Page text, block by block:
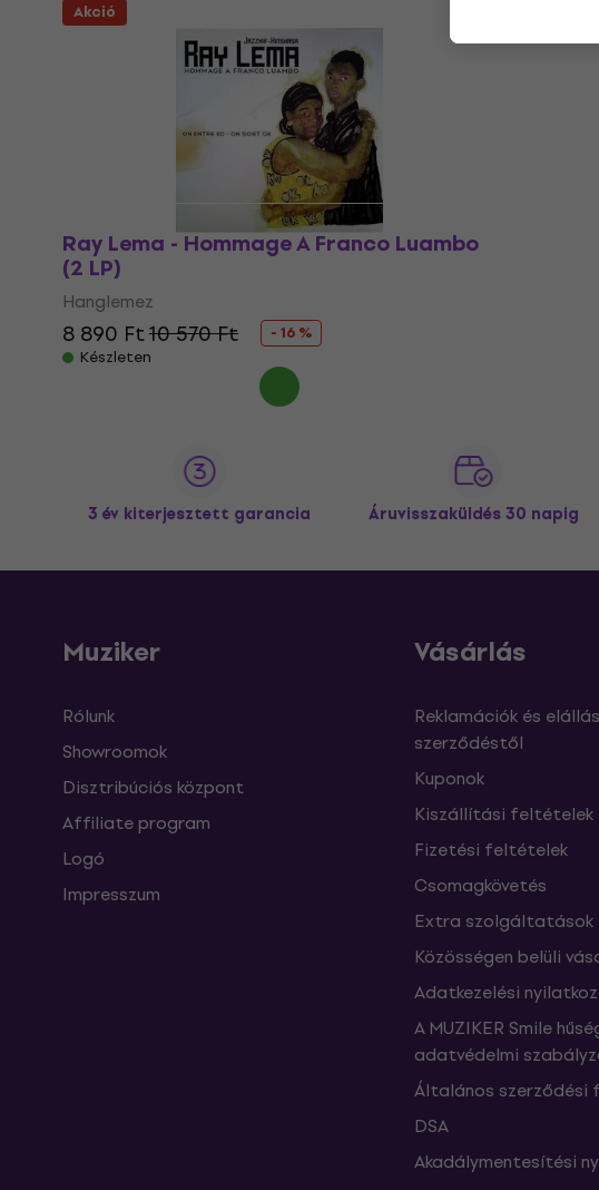
Akció
Ray Lema - Hommage A Franco Luambo
(2 LP)
Hanglemez
8 890 Ft10 570 Ft
- 16 %
Készleten
3 év kiterjesztett garancia Áruvisszaküldés 30 napig
Muziker
Rólunk
Showroomok
Disztribúciós központ
Affiliate program
Logó
Impresszum
Vásárlás
Reklamációk és
szerződéstől
Kuponok
Kiszállítási feltételek
Fizetési feltételek
Csomagkövetés
Extra szolgáltatások
Közösségen belüli
Adatkezelési
A MUZIKER Smile
adatvédelmi
Általános
DSA
Akadálymentesítési